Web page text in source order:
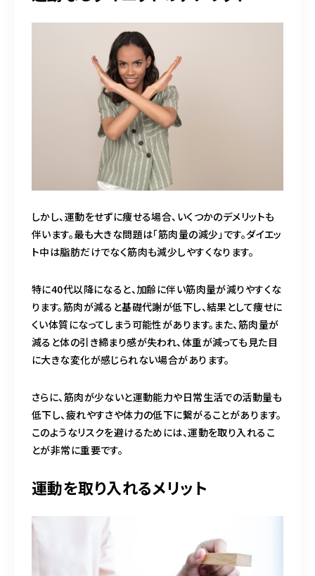
しかし、運動をせずに痩せる場合、いくつかのデメリットも
伴います。最も大きな問題は「筋肉量の減少」です。ダイエッ
ト中は脂肪だけでなく筋肉も減少しやすくなります。
特に40代以降になると、加齢に伴い筋肉量が減りやすくな
ります。筋肉が減ると基礎代謝が低下し、結果として痩せに
くい体質になってしまう可能性があります。また、筋肉量が
減ると体の引き締まり感が失われ、体重が減っても見た目
に大きな変化が感じられない場合があります。
さらに、筋肉が少ないと運動能力や日常生活での活動量も
低下し、疲れやすさや体力の低下に繋がることがあります。
このようなリスクを避けるためには、運動を取り入れるこ
とが非常に重要です。
運動を取り入れるメリット